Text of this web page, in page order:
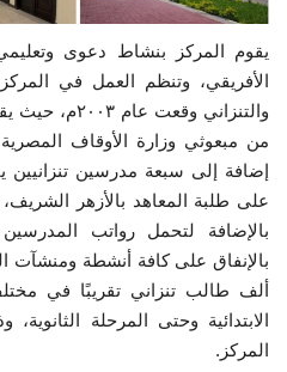
فرص
وثائق
الفيديوهات
الرعاة
الشركاء
Gallery
يقوم المركز بنشاط دعوى
الأفريقي، وتنظم العمل في
والتنزاني
من مبعوثي وزارة الأوقاف
إضافة إلى سبعة مدرسين تنزانيين
على طلبة المعاهد بالأزهر الشريف،
بالإضافة لتحمل رواتب المدرسين
بالإنفاق على كافة أنشطة ومنشآت
ألف طالب تنزاني تقريبًا في
الابتدائية وحتى المرحلة
المركز.